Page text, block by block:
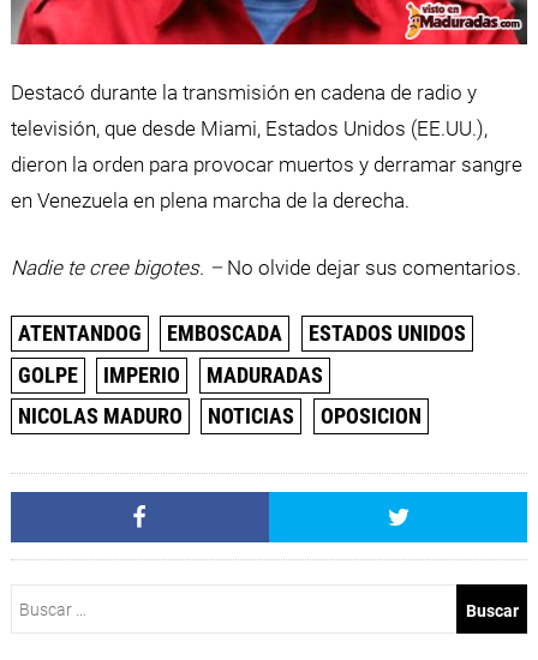
Destacó durante la transmisión en cadena de radio y
televisión, que desde Miami, Estados Unidos (EE.UU.),
dieron la orden para provocar muertos y derramar sangre
en Venezuela en plena marcha de la derecha.
Nadie te cree bigotes. –No olvide dejar sus comentarios.
ATENTANDOG EMBOSCADA
ESTADOS UNIDOS
GOLPE
IMPERIO
MADURADAS
NICOLAS MADURO
NOTICIAS OPOSICION